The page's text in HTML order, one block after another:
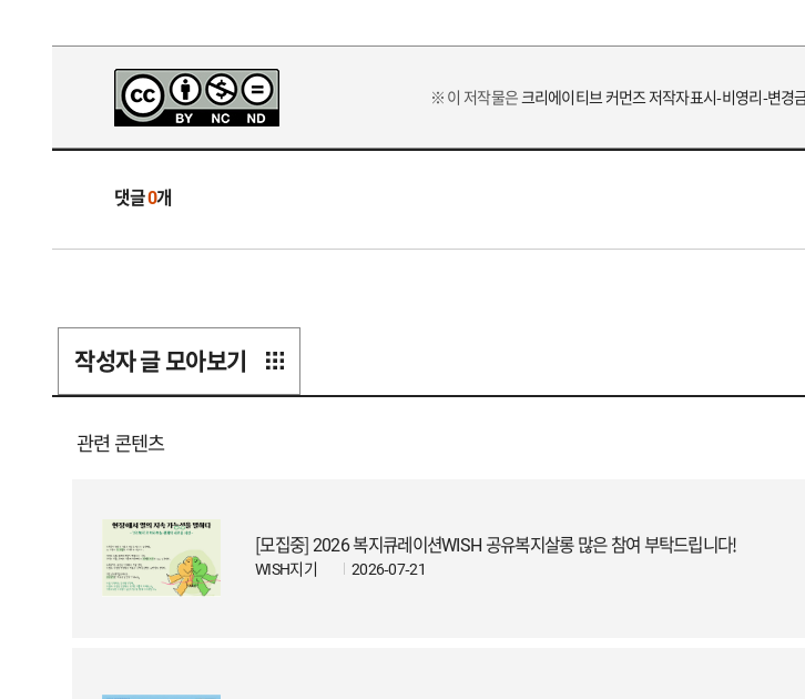
플
랫
폼
복
간
관
자
기
반
슈
퍼
※ 이 저작물은 크리에이티브 커먼즈 저작자표시-비영리-변경
댓글0개
작성자 글 모아보기
관련 콘텐츠
[모집중] 2026 복지큐레이션WISH 공유복지살롱 많은 참여 부탁드립니다!
WISH지기 2026-07-21